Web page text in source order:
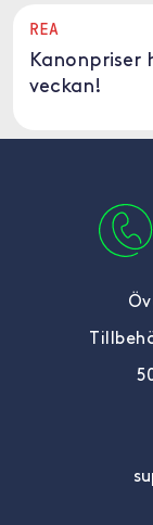
REA
Kanonpriser
veckan!